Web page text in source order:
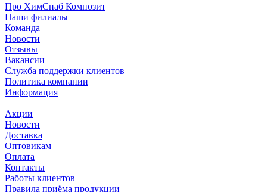
Про ХимСнаб Композит
Наши филиалы
Команда
Новости
Отзывы
Вакансии
Служба поддержки клиентов
Политика компании
Информация
Акции
Новости
Доставка
Оптовикам
Оплата
Контакты
Работы клиентов
Правила приёма продукции